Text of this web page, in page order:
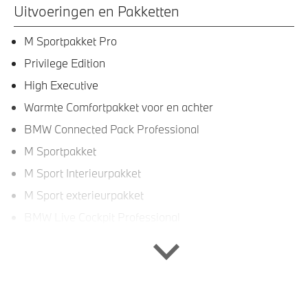
Uitvoeringen en Pakketten
M Sportpakket Pro
Privilege Edition
High Executive
Warmte Comfortpakket voor en achter
BMW Connected Pack Professional
M Sportpakket
M Sport Interieurpakket
M Sport exterieurpakket